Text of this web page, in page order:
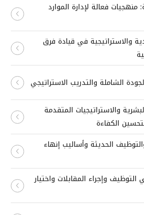
فعالة لإدارة الموارد
والاستراتيجية في قيادة فرق
الشاملة والتدريب الاستراتيجي
والاستراتيجيات المتقدمة
الكفاءة
الحديثة وأساليب إنهاء
وإجراء المقابلات واختيار